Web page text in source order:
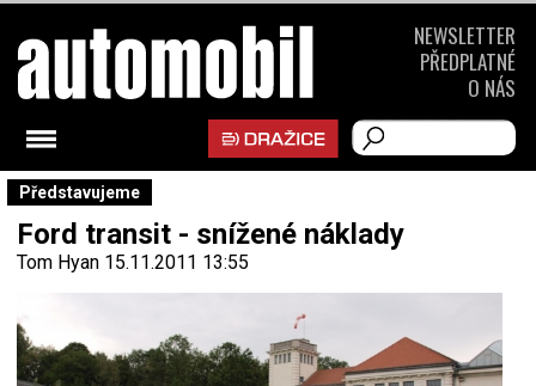
Představujeme
Ford transit - snížené náklady
Tom Hyan 15.11.2011 13:55
NEWSLETTER
PŘEDPLATNÉ
O NÁS